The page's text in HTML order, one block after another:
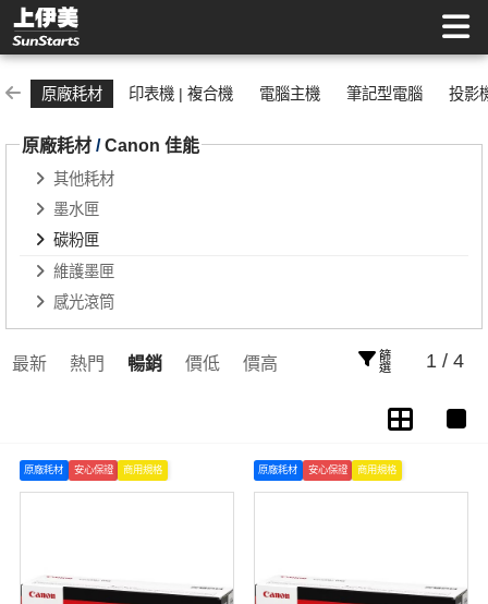
碳粉匣 | 上伊美辦公用品網
原廠耗材 印表機 | 複合機 電腦主機 筆記型電腦 投影
原廠耗材 /Canon 佳能
其他耗材
墨水匣
碳粉匣
維護墨匣
感光滾筒
最新 熱門 暢銷 價低 價高 篩選 1 / 4
原廠耗材 安心保證 商用規格 原廠耗材 安心保證 商用規格